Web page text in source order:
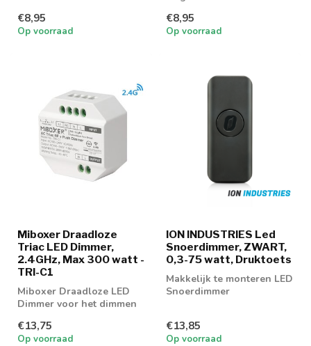
€8,95
Op voorraad
€8,95
Op voorraad
Miboxer Draadloze
Triac LED Dimmer,
2.4GHz, Max 300 watt -
TRI-C1
Miboxer Draadloze LED
Dimmer voor het dimmen
€13,75
Op voorraad
ION INDUSTRIES Led
Snoerdimmer, ZWART,
0,3-75 watt, Druktoets
Makkelijk te monteren LED
Snoerdimmer
€13,85
Op voorraad